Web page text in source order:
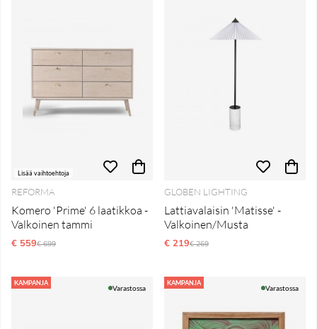
Lisää vaihtoehtoja
REFORMA
Komero 'Prime' 6 laatikkoa -
Valkoinen tammi
€ 559Normaali hinta
€ 699
GLOBEN LIGHTING
Lattiavalaisin 'Matisse' -
Valkoinen/Musta
€ 219Normaali hinta
€ 269
KAMPANJA
Varastossa
KAMPANJA
Varastossa